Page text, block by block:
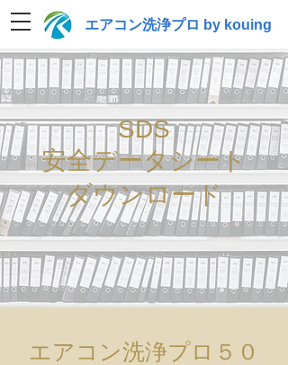
エアコン洗浄プロ by kouing
SDS
安全データシート
ダウンロード
エアコン洗浄プロ５０